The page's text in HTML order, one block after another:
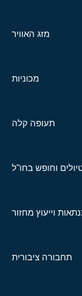
מזג האוויר
מכוניות
תעופה קלה
וחופש בחו"ל
וייעוץ מחזור
תחבורה ציבורית